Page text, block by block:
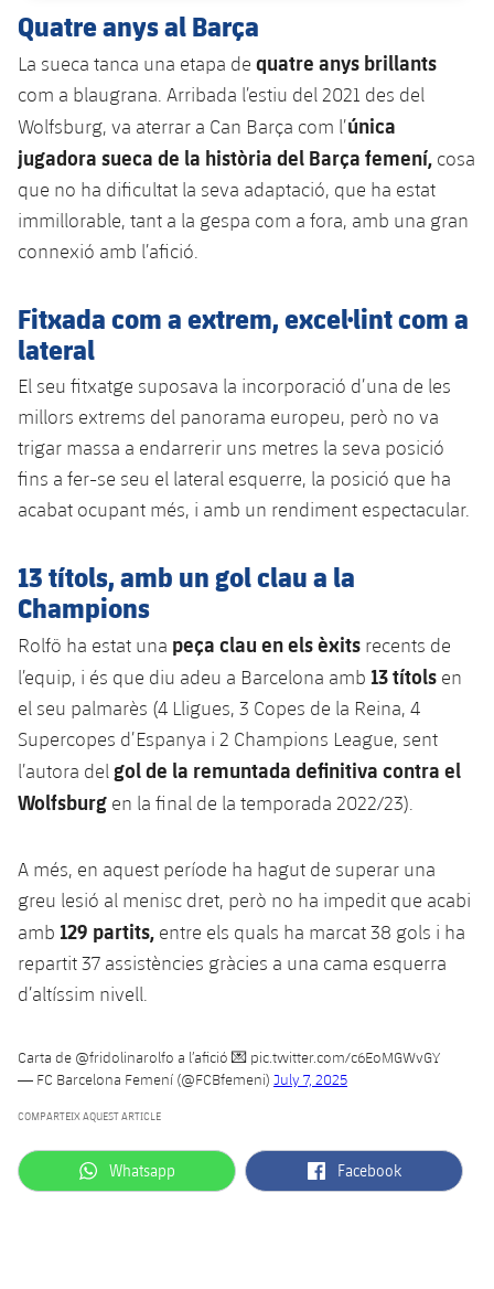
Quatre anys al Barça
La sueca tanca una etapa de quatre anys brillants
com a blaugrana. Arribada l’estiu del 2021 des del
Wolfsburg, va aterrar a Can Barça com l’única
jugadora sueca de la història del Barça femení, cosa
que no ha dificultat la seva adaptació, que ha estat
immillorable, tant a la gespa com a fora, amb una gran
connexió amb l’afició.
Fitxada com a extrem, excel·lint com a
lateral
El seu fitxatge suposava la incorporació d’una de les
millors extrems del panorama europeu, però no va
trigar massa a endarrerir uns metres la seva posició
fins a fer-se seu el lateral esquerre, la posició que ha
acabat ocupant més, i amb un rendiment espectacular.
13 títols, amb un gol clau a la
Champions
Rolfö ha estat una peça clau en els èxits recents de
l’equip, i és que diu adeu a Barcelona amb 13 títols en
el seu palmarès (4 Lligues, 3 Copes de la Reina, 4
Supercopes d’Espanya i 2 Champions League, sent
l’autora del gol de la remuntada definitiva contra el
Wolfsburg en la final de la temporada 2022/23).
A més, en aquest període ha hagut de superar una
greu lesió al menisc dret, però no ha impedit que acabi
amb 129 partits, entre els quals ha marcat 38 gols i ha
repartit 37 assistències gràcies a una cama esquerra
d’altíssim nivell.
Carta de @fridolinarolfo a l’afició 💌 pic.twitter.com/c6EoMGWvGY
— FC Barcelona Femení (@FCBfemeni) July 7, 2025
COMPARTEIX AQUEST ARTICLE
label.aria.whatsapp
Whatsapp label.aria.facebook
Facebook